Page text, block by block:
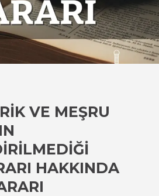
VE MEŞRU
HAKKINDA